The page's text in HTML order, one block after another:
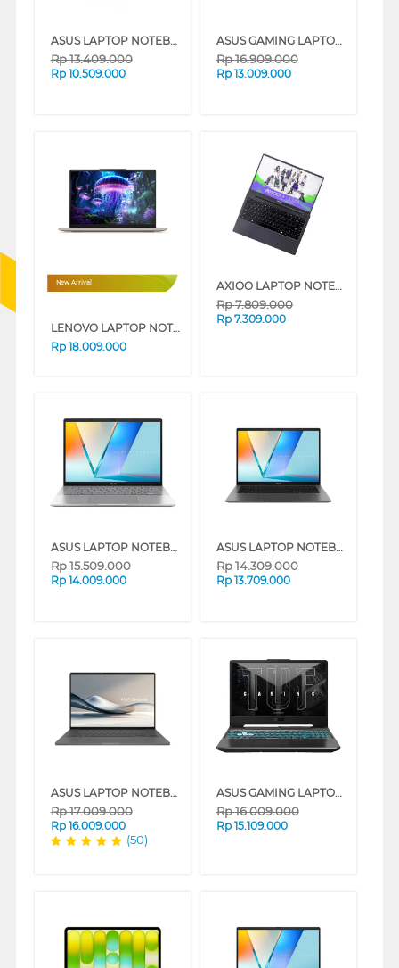
ASUS LAPTOP NOTEBOOK VIVOBOOK A1404VA-VIPS751M INTEL CORE I7-1355U
Rp13.409.000
Rp 10.509.000
ASUS GAMING LAPTOP NOTEBOOK V16 V3607VJ-I535B1T-HM INTEL CORE 5-210H
Rp16.909.000
Rp 13.009.000
New Arrival
LENOVO LAPTOP NOTEBOOK YOGA SLIM 7 14ILL10 INTEL CORE ULTRA 5 226V
Rp 18.009.000
AXIOO LAPTOP NOTEBOOK MYBOOK HYPE 5 X5-2 AMD R5-7430U
Rp7.809.000
Rp 7.309.000
ASUS LAPTOP NOTEBOOK VIVOBOOK S14 S3407VA-VIPS512M INTEL CORE 5-210H
Rp15.509.000
Rp 14.009.000
ASUS LAPTOP NOTEBOOK S3407VA-VIPS5151M INTEL CORE 5-210H
Rp14.309.000
Rp 13.709.000
ASUS LAPTOP NOTEBOOK UX3407QA-IPSP151M SNAPDRAGON X X1 26 100
Rp17.009.000
Rp 16.009.000
(50)
ASUS GAMING LAPTOP NOTEBOOK TUF A15 FA506NCG-R735B6T-HM AMD RYZEN 7-7445HS
Rp16.009.000
Rp 15.109.000